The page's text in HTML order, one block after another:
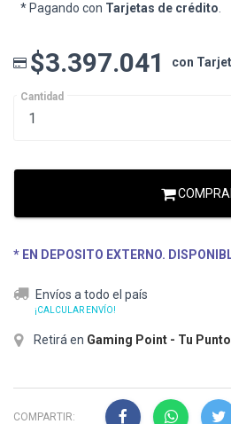
* Pagando con Tarjetas de crédito.
$3.397.041 con
Cantidad
* EN DEPOSITO EXTERNO.
Envíos a todo el país
¡CALCULAR ENVÍO!
Retirá en Gaming Point - Tu
COMPARTIR: